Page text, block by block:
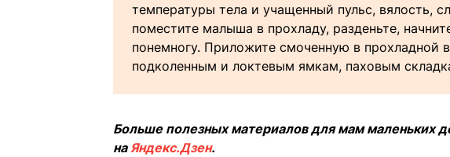
температуры тела и учащенный пульс, вялость,
поместите малыша в прохладу, разденьте,
понемногу. Приложите смоченную в прохладной
подколенным и локтевым ямкам, паховым
Больше полезных материалов для мам маленьких
наЯндекс.Дзен.